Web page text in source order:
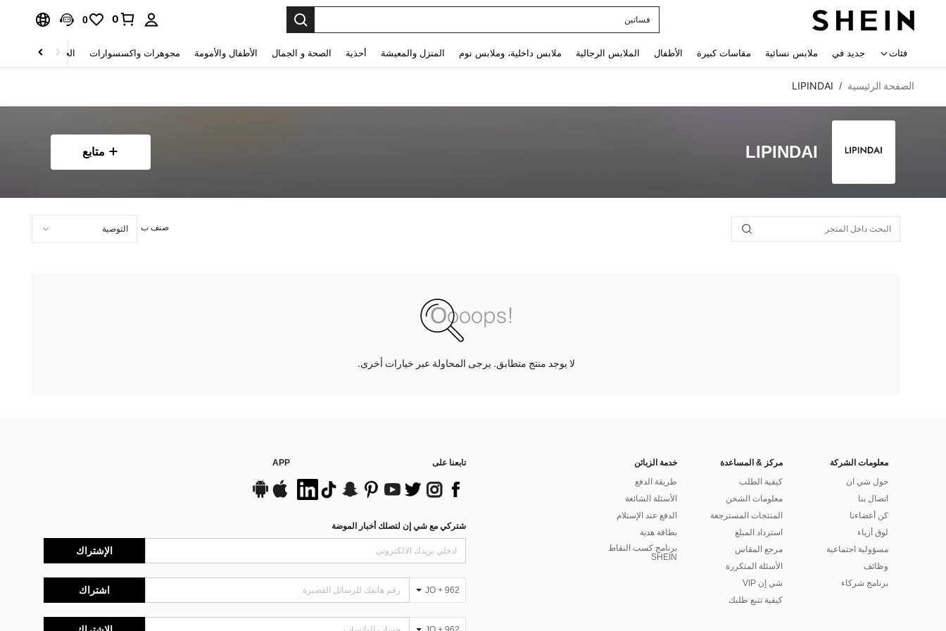
فساتين
0
0
فئات جديد في ملابس نسائية مقاسات كبيرة الأطفال الملابس الرجالية ملابس داخلية، وملابس نوم المنزل والمعيشة أحذية الصحة و الجمال الأطفال والأمومة مجوهرات واكسسوارات الحقائب والأمتعة
الصفحة الرئيسية /
LIPINDAI
LIPINDAI متابع
صنف ب
لا يوجد منتج متطابق. يرجى المحاولة عبر خيارات أخرى.
معلومات الشركة
حول شي ان
اتصال بنا
كن أعضاءنا
لوق أزياء
مسؤولية اجتماعية
وظائف
برنامج شركاء
مركز & المساعدة
كيفية الطلب
معلومات الشحن
المنتجات المسترجعة
استرداد المبلغ
مرجع المقاس
الأسئلة المتكررة
شي إن VIP
كيفية تتبع طلبك
خدمة الزبائن
طريقة الدفع
الأسئلة الشائعة
الدفع عند الإستلام
بطاقة هدية
برنامج كسب النقاط
SHEIN
تابعنا على APP
شتركي مع شي إن لتصلك أخبار الموضة
الإشتراك
JO + 962 اشتراك